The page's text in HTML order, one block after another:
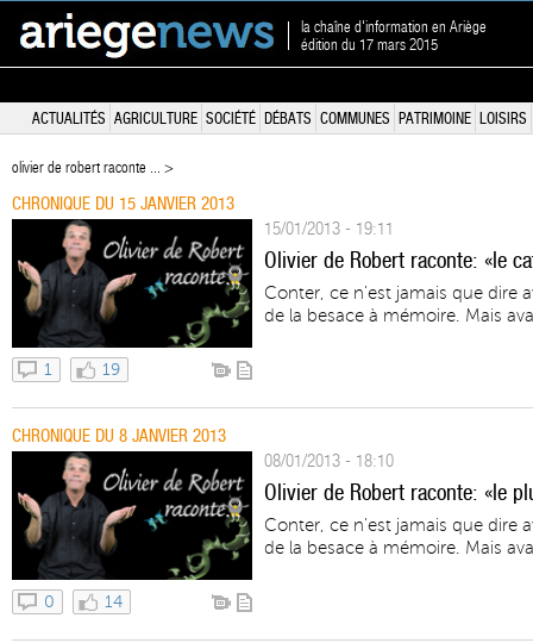
la chaîne d'information en Ariège
édition du 17 mars 2015
ACTUALITÉS AGRICULTURE SOCIÉTÉ DÉBATS COMMUNES PATRIMOINE LOISIRS
olivier de robert raconte ... >
CHRONIQUE DU 15 JANVIER 2013
1 19
15/01/2013 - 19:11
Olivier de Robert raconte: «le
Conter, ce n'est jamais que dire
de la besace à mémoire. Mais
CHRONIQUE DU 8 JANVIER 2013
0 14
08/01/2013 - 18:10
Olivier de Robert raconte: «le
Conter, ce n'est jamais que dire
de la besace à mémoire. Mais